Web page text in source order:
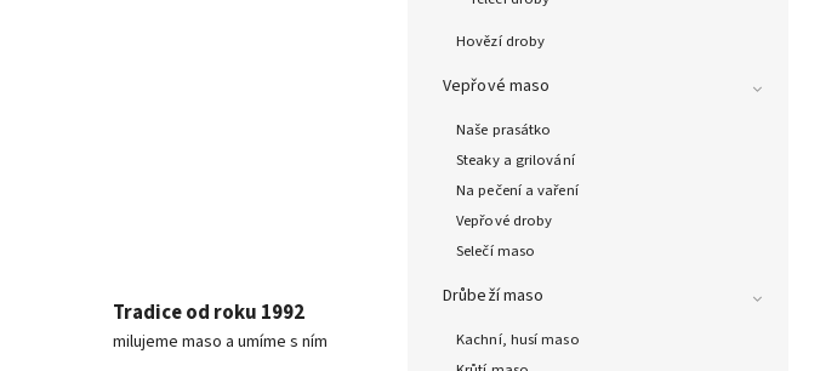
Hovězí droby
Vepřové maso
Naše prasátko
Steaky a grilování
Na pečení a vaření
Vepřové droby
Selečí maso
Drůbeží maso
Kachní, husí maso
Tradice od roku 1992
milujeme maso a umíme s ním